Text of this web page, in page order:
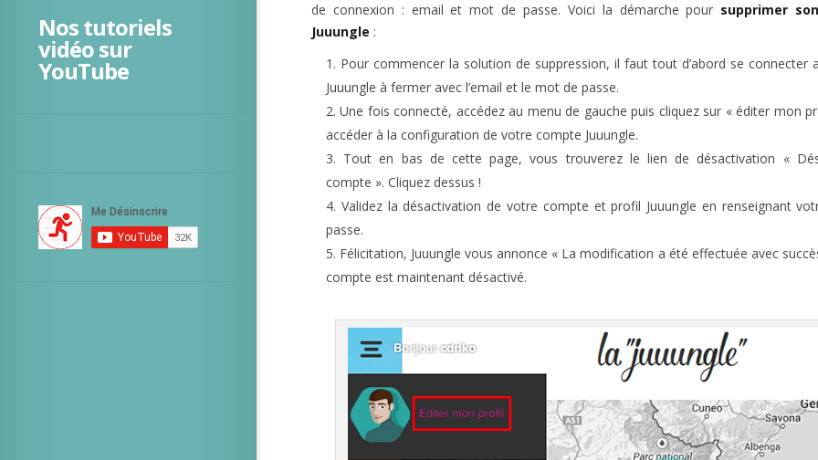
Nos tutoriels
vidéo sur
YouTube
de connexion : email et mot de passe. Voici la démarche pour supprimer
Juuungle :
Pour commencer la solution de suppression, il faut tout d’abord se connecter
Juuungle à fermer avec l’email et le mot de passe.
Une fois connecté, accédez au menu de gauche puis cliquez sur « éditer mon
accéder à la configuration de votre compte Juuungle.
Tout en bas de cette page, vous trouverez le lien de désactivation «
compte ». Cliquez dessus !
Validez la désactivation de votre compte et profil Juuungle en renseignant
passe.
Félicitation, Juuungle vous annonce « La modification a été effectuée avec
compte est maintenant désactivé.